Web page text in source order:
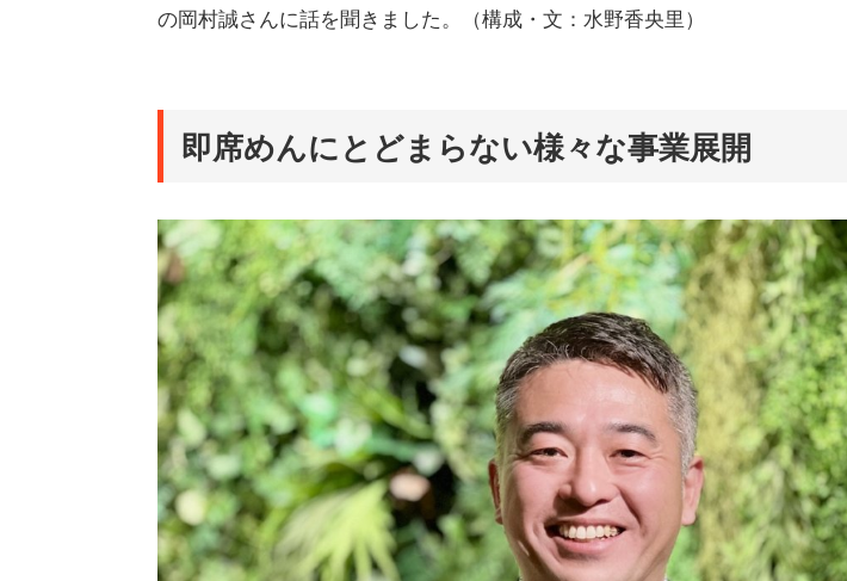
の岡村誠さんに話を聞きました。（構成・文：水野香央里）
即席めんにとどまらない様々な事業展開